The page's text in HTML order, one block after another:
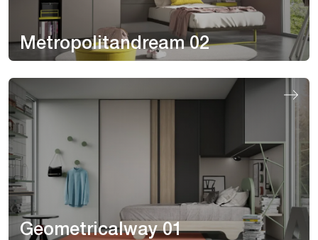
Metropolitandream 02
Geometricalway 01